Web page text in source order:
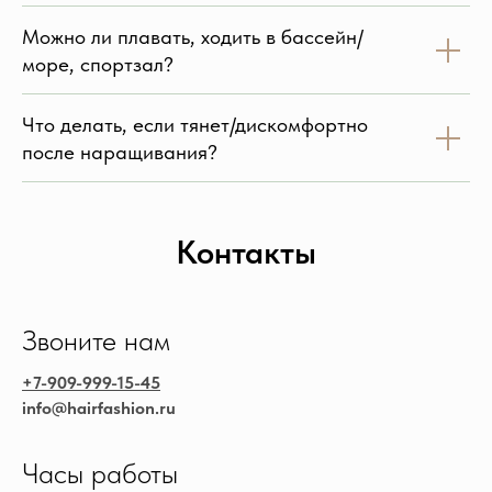
Можно ли плавать, ходить в бассейн/
море, спортзал?
Что делать, если тянет/дискомфортно
после наращивания?
Контакты
Звоните нам
+7-909-999-15-45
info@hairfashion.ru
Часы работы